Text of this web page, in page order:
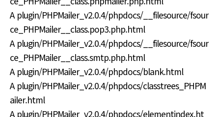
A plugin/PHPMailer_v2.0.4/phpdocs/__filesource/fsour
ce_PHPMailer__class.pop3.php.html
A plugin/PHPMailer_v2.0.4/phpdocs/__filesource/fsour
ce_PHPMailer__class.smtp.php.html
A plugin/PHPMailer_v2.0.4/phpdocs/blank.html
A plugin/PHPMailer_v2.0.4/phpdocs/classtrees_PHPM
ailer.html
A plugin/PHPMailer_v2.0.4/phpdocs/elementindex.ht